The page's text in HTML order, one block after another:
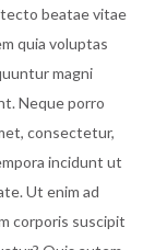
beatae vitae
quia voluptas
magni
Neque porro
consectetur,
incidunt ut
Ut enim ad
corporis suscipit